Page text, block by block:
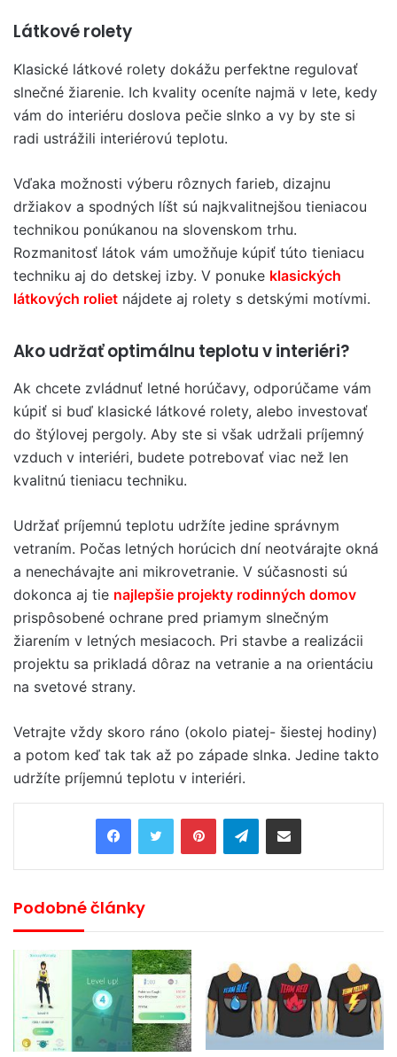
Látkové rolety
Klasické látkové rolety dokážu perfektne regulovať
slnečné žiarenie. Ich kvality oceníte najmä v lete, kedy
vám do interiéru doslova pečie slnko a vy by ste si
radi ustrážili interiérovú teplotu.
Vďaka možnosti výberu rôznych farieb, dizajnu
držiakov a spodných líšt sú najkvalitnejšou tieniacou
technikou ponúkanou na slovenskom trhu.
Rozmanitosť látok vám umožňuje kúpiť túto tieniacu
techniku aj do detskej izby. V ponuke klasických
látkových roliet nájdete aj rolety s detskými motívmi.
Ako udržať optimálnu teplotu v interiéri?
Ak chcete zvládnuť letné horúčavy, odporúčame vám
kúpiť si buď klasické látkové rolety, alebo investovať
do štýlovej pergoly. Aby ste si však udržali príjemný
vzduch v interiéri, budete potrebovať viac než len
kvalitnú tieniacu techniku.
Udržať príjemnú teplotu udržíte jedine správnym
vetraním. Počas letných horúcich dní neotvárajte okná
a nenechávajte ani mikrovetranie. V súčasnosti sú
dokonca aj tie najlepšie projekty rodinných domov
prispôsobené ochrane pred priamym slnečným
žiarením v letných mesiacoch. Pri stavbe a realizácii
projektu sa prikladá dôraz na vetranie a na orientáciu
na svetové strany.
Vetrajte vždy skoro ráno (okolo piatej- šiestej hodiny)
a potom keď tak tak až po západe slnka. Jedine takto
udržíte príjemnú teplotu v interiéri.
PinterestTelegramShare via Email
Podobné články